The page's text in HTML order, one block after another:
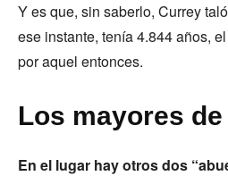
Y es que, sin saberlo, Currey
ese instante, tenía 4.844 años,
por aquel entonces.
Los mayores de
En el lugar hay otros dos